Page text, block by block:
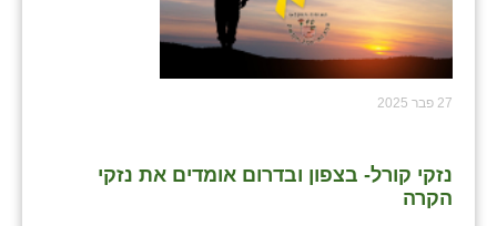
27 פבר 2025
נזקי קורל- בצפון ובדרום אומדים את נזקי
הקרה